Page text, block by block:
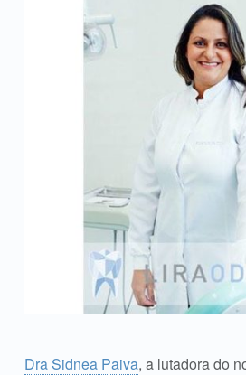
Dra Sidnea Paiva, a lutadora do